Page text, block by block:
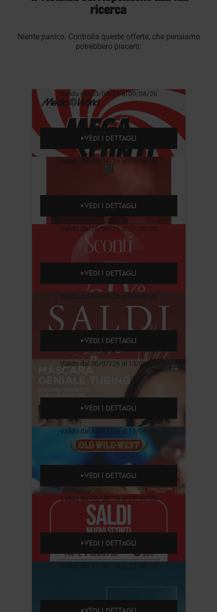
ricerca
Niente panico. Controlla queste offerte, che pensiamo
potrebbero piacerti:
Valido dal 03/08/26 al 09/08/26
VEDI I DETTAGLI
Valido dal 03/08/26 al 09/08/26
VEDI I DETTAGLI
Valido dal 26/06/26 al 09/08/26
VEDI I DETTAGLI
Valido dal 04/07/26 al 09/08/26
VEDI I DETTAGLI
Valido dal 30/07/26 al 13/08/26
VEDI I DETTAGLI
Valido dal 16/07/26 al 16/08/26
VEDI I DETTAGLI
Valido dal 06/08/26 al 20/08/26
VEDI I DETTAGLI
VEDI I DETTAGLI